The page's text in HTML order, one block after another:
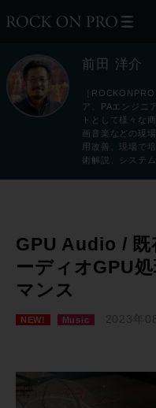
前田 洋介
［
ア、PAエンジニ
トとして様々な
画音楽などの現
用改善、現場で
術解説、システ
GPU Audio / 既
ーディオGPU
マンス
NEW! Music 2023年